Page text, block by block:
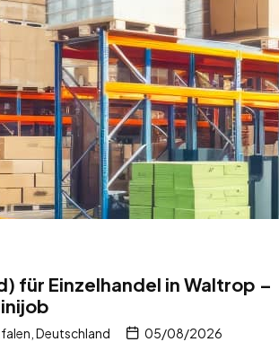
für Einzelhandel in Waltrop –
Deutschland 05/08/2026